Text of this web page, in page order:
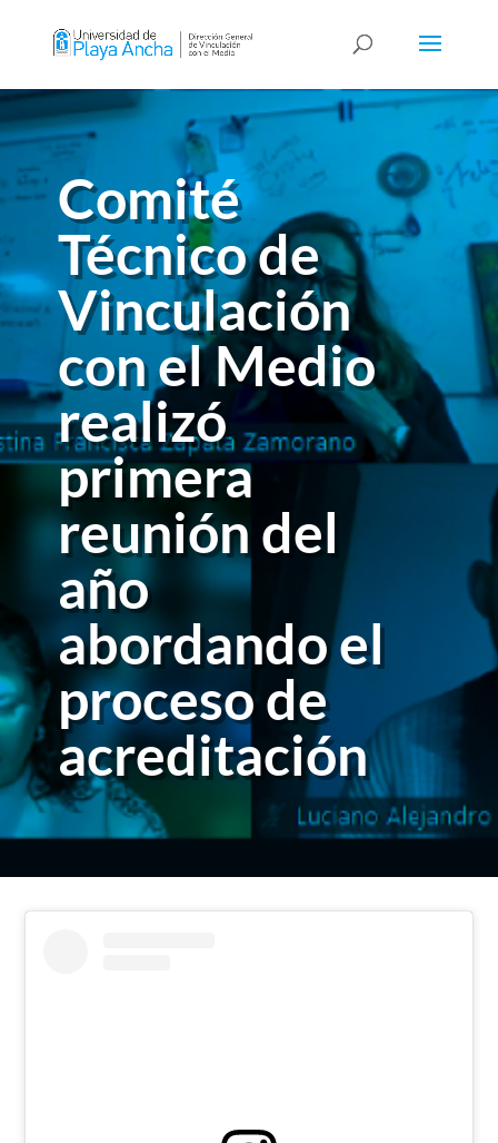
Comité
Técnico de
Vinculación
con el Medio
realizó
primera
reunión del
año
abordando el
proceso de
acreditación